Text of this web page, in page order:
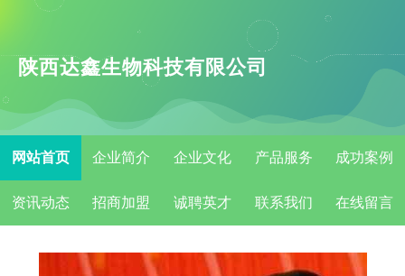
陕西达鑫生物科技有限公司
网站首页 企业简介 企业文化 产品服务 成功案例
资讯动态 招商加盟 诚聘英才 联系我们 在线留言